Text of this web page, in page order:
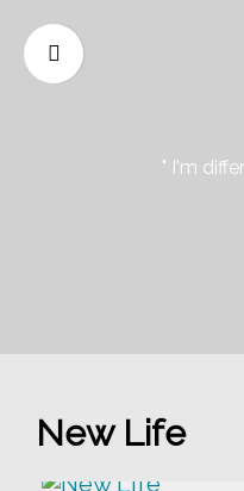
" I'm
New Life